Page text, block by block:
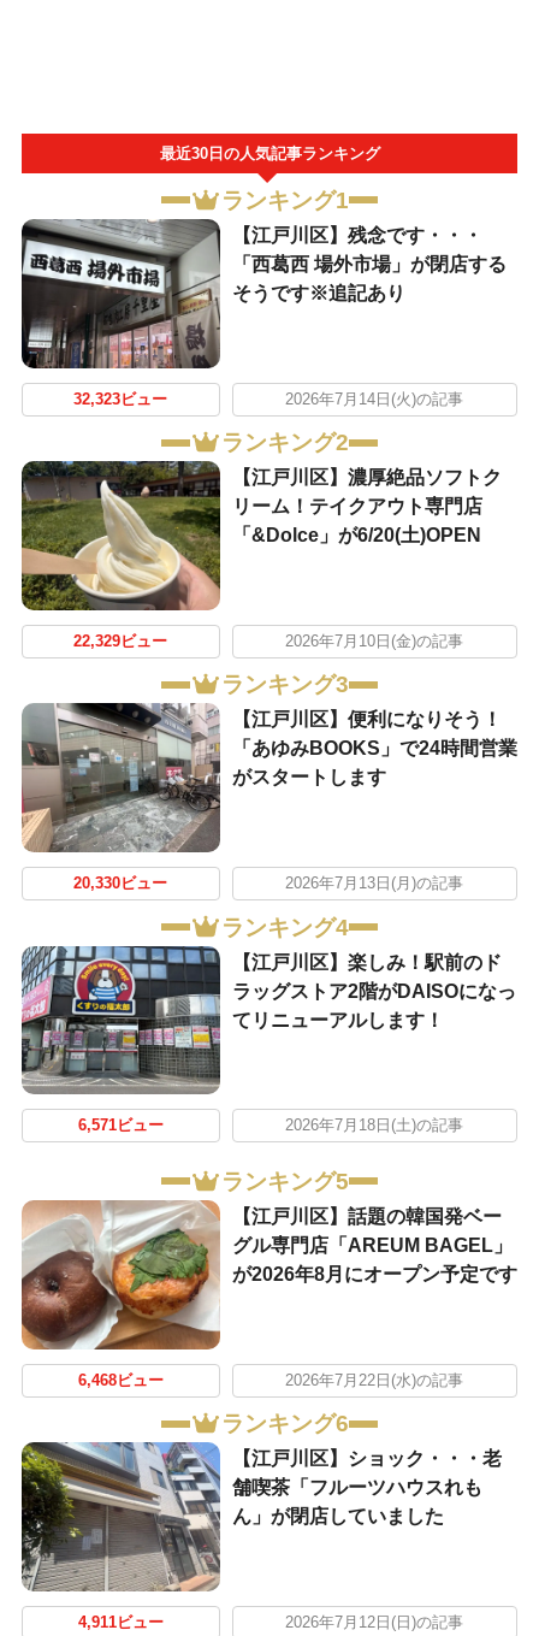
最近30日の人気記事ランキング
ランキング1
【江戸川区】残念です・・・
「西葛西 場外市場」が閉店する
そうです※追記あり
32,323ビュー 2026年7月14日(火)の記事
ランキング2
【江戸川区】濃厚絶品ソフトク
リーム！テイクアウト専門店
「&Dolce」が6/20(土)OPEN
22,329ビュー 2026年7月10日(金)の記事
ランキング3
【江戸川区】便利になりそう！
「あゆみBOOKS」で24時間営業
がスタートします
20,330ビュー 2026年7月13日(月)の記事
ランキング4
【江戸川区】楽しみ！駅前のド
ラッグストア2階がDAISOになっ
てリニューアルします！
6,571ビュー 2026年7月18日(土)の記事
ランキング5
【江戸川区】話題の韓国発ベー
グル専門店「AREUM BAGEL」
が2026年8月にオープン予定です
6,468ビュー 2026年7月22日(水)の記事
ランキング6
【江戸川区】ショック・・・老
舗喫茶「フルーツハウスれも
ん」が閉店していました
4,911ビュー 2026年7月12日(日)の記事